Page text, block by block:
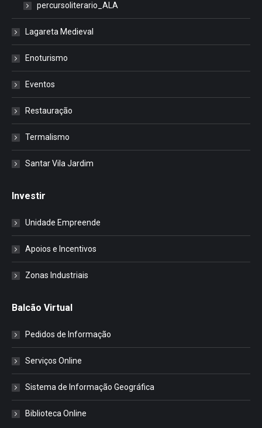
percursoliterario_ALA
Lagareta Medieval
Enoturismo
Eventos
Restauração
Termalismo
Santar Vila Jardim
Investir
Unidade Empreende
Apoios e Incentivos
Zonas Industriais
Balcão Virtual
Pedidos de Informação
Serviços Online
Sistema de Informação Geográfica
Biblioteca Online